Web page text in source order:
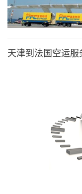
天津到法国空运服